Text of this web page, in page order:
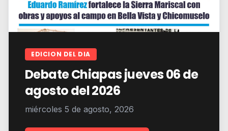
EDICION DEL DIA
Debate Chiapas jueves 06 de
agosto del 2026
miércoles 5 de agosto, 2026